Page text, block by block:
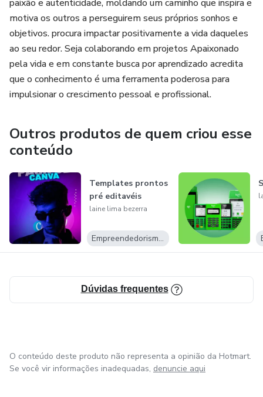
para que você nunca mais deixe
de comer o quê gosta!
Nesse ebook você vai encontrar 270 receitas variadas sem
glúten e sem lactose com passo a passo completo que
paixão e autenticidade, moldando um caminho que inspira e
motiva os outros a perseguirem seus próprios sonhos e
objetivos. procura impactar positivamente a vida daqueles
ao seu redor. Seja colaborando em projetos Apaixonado
pela vida e em constante busca por aprendizado acredita
que o conhecimento é uma ferramenta poderosa para
impulsionar o crescimento pessoal e profissional.
Outros produtos de quem criou esse
conteúdo
Templates prontos
pré editavéis
laine lima bezerra
Empreendedorismo Digital
Dúvidas frequentes
O conteúdo deste produto não representa a opinião da Hotmart.
Se você vir informações inadequadas, denuncie aqui